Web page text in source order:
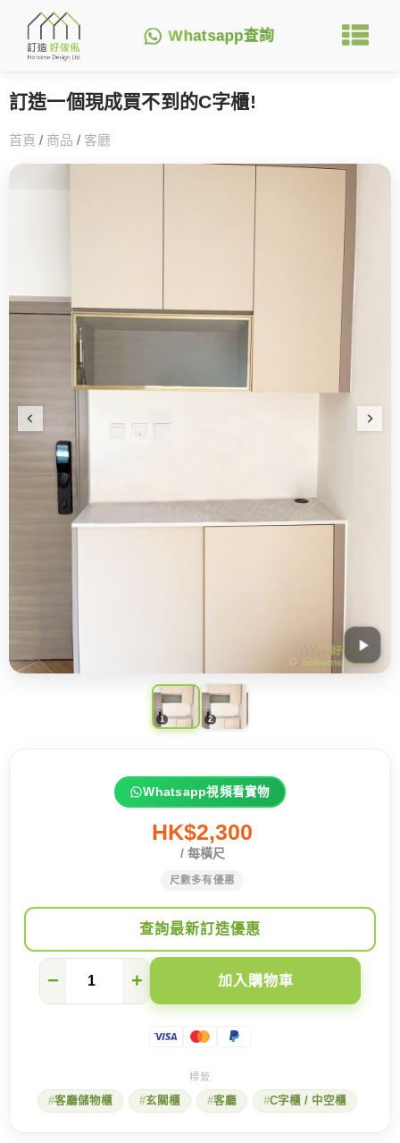
Whatsapp查詢
訂造一個現成買不到的C字櫃!
首頁 / 商品 / 客廳
Whatsapp視頻看實物
HK$2,300
/ 每橫尺
尺數多有優惠
查詢最新訂造優惠
一
不
到
− + 加入購物車
客廳儲物櫃 玄關櫃 客廳 C字櫃 / 中空櫃